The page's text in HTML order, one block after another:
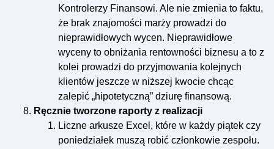
Kontrolerzy Finansowi. Ale nie zmienia to faktu,
że brak znajomości marży prowadzi do
nieprawidłowych wycen. Nieprawidłowe
wyceny to obniżania rentowności biznesu a to z
kolei prowadzi do przyjmowania kolejnych
klientów jeszcze w niższej kwocie chcąc
zalepić „hipotetyczną” dziurę finansową.
Ręcznie tworzone raporty z realizacji
Liczne arkusze Excel, które w każdy piątek czy
poniedziałek muszą robić członkowie zespołu.